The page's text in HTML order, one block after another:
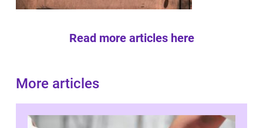
Read more articles here
More articles